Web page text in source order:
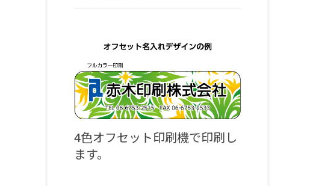
4色オフセット印刷機で印刷し
ます。